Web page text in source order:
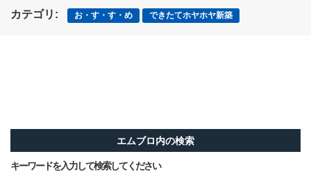
カテゴリ:
お・す・す・め できたてホヤホヤ新築
エムブロ内の検索
キーワードを入力して検索してください